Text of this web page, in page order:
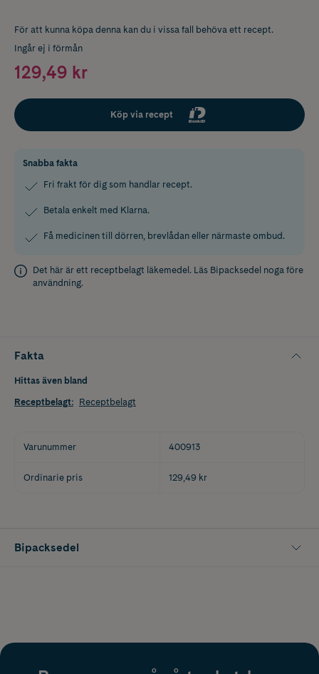
För att kunna köpa denna kan du i vissa fall behöva ett recept.
Ingår ej i förmån
129,49 kr
Köp via recept
Snabba fakta
Fri frakt för dig som handlar recept.
Betala enkelt med Klarna.
Få medicinen till dörren, brevlådan eller närmaste ombud.
Det här är ett receptbelagt läkemedel. Läs Bipacksedel noga före
användning.
Fakta
Hittas även bland
Receptbelagt: Receptbelagt
Varunummer 400913
Ordinarie pris 129,49 kr
Bipacksedel